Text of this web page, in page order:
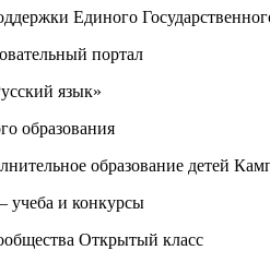
Единого
портал
язык»
образования
образование детей
учеба и конкурсы
Открытый класс